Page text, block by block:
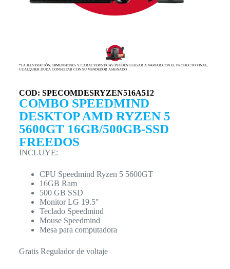
*LA ILUSTRACIÓN, DIMENSIONES Y CARACTERISTICAS PUEDEN LLEGAR A VARIAR CON EL PRODUCTO FINAL,
CUALQUIER DUDA CONSULTAR CON SU VENDEDOR ASIGNADO
COD: SPECOMDESRYZEN516A512
COMBO SPEEDMIND
DESKTOP AMD RYZEN 5
5600GT 16GB/500GB-SSD
FREEDOS
INCLUYE:
CPU Speedmind Ryzen 5 5600GT
16GB Ram
500 GB SSD
Monitor LG 19.5″
Teclado Speedmind
Mouse Speedmind
Mesa para computadora
Gratis Regulador de voltaje